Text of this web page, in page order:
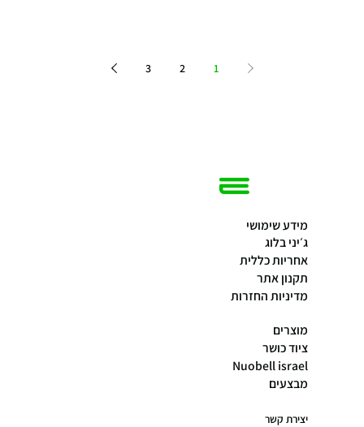
1
2
3
מידע שימושי
ג׳יני בלוג
אחריות כללית
תקנון אתר
מדיניות החזרות
מוצרים
ציוד כושר
Nuobell israel
מבצעים
יצירת קשר